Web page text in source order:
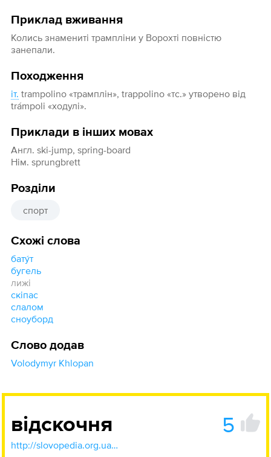
Приклад вживання
Колись знамениті трампліни у Ворохті повністю
занепали.
Походження
іт. trampolino «трамплін», trappolino «тс.» утворено від
trámpoli «ходулі».
Приклади в інших мовах
Англ. ski-jump, spring-board
Нім. sprungbrett
Розділи
спорт
Схожі слова
бату́т
бугель
лижі
скіпас
слалом
сноуборд
Слово додав
Volodymyr Khlopan
відскочня 5
http://slovopedia.org.ua/93/53394/844739.html